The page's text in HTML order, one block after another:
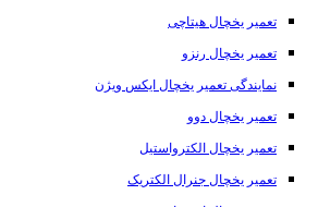
تعمیر یخچال هیتاچی
تعمیر یخچال رنزو
نمایندگی تعمیر یخچال ایکس ویژن
تعمیر یخچال دوو
تعمیر یخچال الکترواستیل
تعمیر یخچال جنرال الکتریک